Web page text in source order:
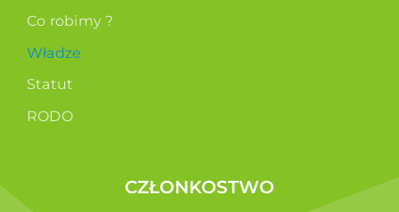
Co robimy ?
Władze
Statut
RODO
CZŁONKOSTWO